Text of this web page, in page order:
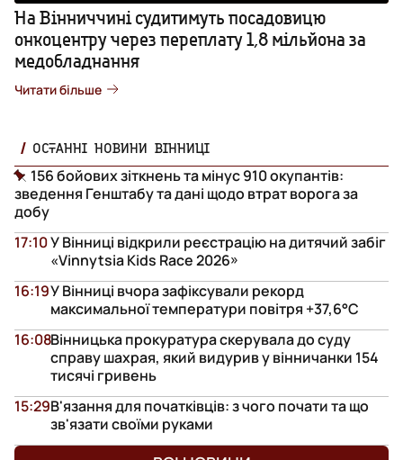
На Вінниччині судитимуть посадовицю
онкоцентру через переплату 1,8 мільйона за
медобладнання
Читати більше
ОСТАННІ НОВИНИ ВІННИЦІ
156 бойових зіткнень та мінус 910 окупантів:
зведення Генштабу та дані щодо втрат ворога за
добу
У Вінниці відкрили реєстрацію на дитячий забіг
«Vinnytsia Kids Race 2026»
17:10
У Вінниці вчора зафіксували рекорд
максимальної температури повітря +37,6°С
16:19
Вінницька прокуратура скерувала до суду
справу шахрая, який видурив у вінничанки 154
тисячі гривень
16:08
В'язання для початківців: з чого почати та що
зв'язати своїми руками
15:29